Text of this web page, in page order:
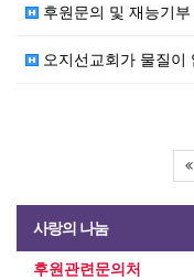
후원문의 및 재능기부
오지선교회가 물질이 없어
사랑의 나눔
후원관련문의처